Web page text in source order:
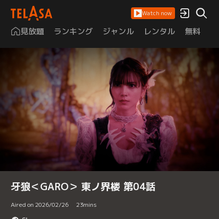
Watch now
見放題 ランキング ジャンル レンタル 無料
牙狼＜GARO＞ 東ノ界楼 第04話
Aired on 2026/02/26 23mins